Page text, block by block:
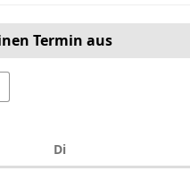
Termin aus
DiDienstag